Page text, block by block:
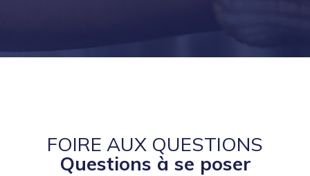
FOIRE AUX QUESTIONS
Questions à se poser